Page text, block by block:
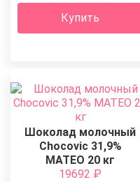
Купить
Шоколад молочный
Chocovic 31,9%
МАТЕО 20 кг
19692 ₽